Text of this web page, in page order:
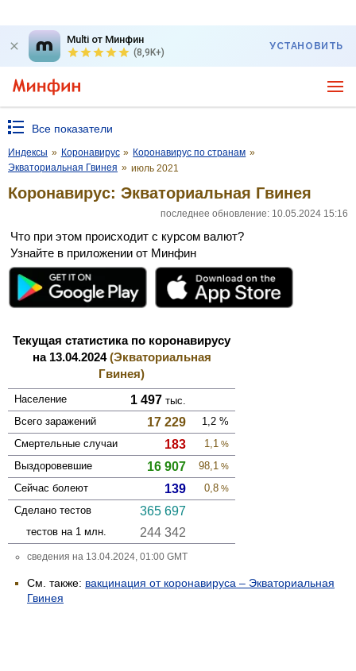
Multi от Минфин
(8,9K+)
УСТАНОВИТЬ
Все показатели
Индексы » Коронавирус » Коронавирус по странам »
Экваториальная Гвинея » июль 2021
Коронавирус: Экваториальная Гвинея
последнее обновление: 10.05.2024 15:16
Что при этом происходит с курсом валют?
Узнайте в приложении от Минфин
Текущая статистика по коронавирусу
на 13.04.2024(Экваториальная
Гвинея)
Население 1 497 тыс.
Всего зара­жений
17 229 1,2 %
Смер­тельные случаи
183 1,1 %
Выздоро­вевшие 16 907 98,1 %
Сейчас болеют 139 0,8 %
Сделано тестов 365 697
тестов на 1 млн. 244 342
сведения на 13.04.2024, 01:00 GMT
См. также: вакцинация от коронавируса – Экваториальная
Гвинея